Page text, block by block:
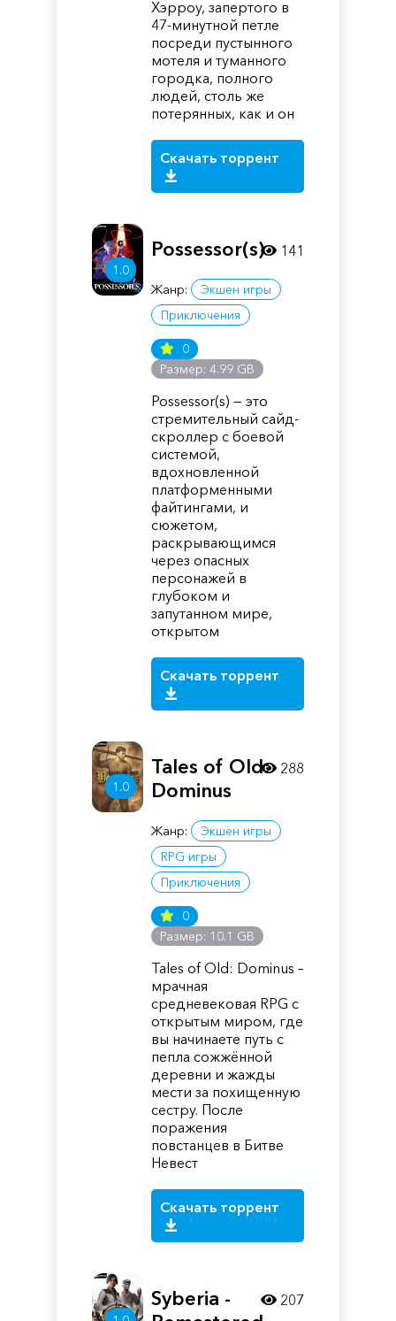
Хэрроу, запертого в
47-минутной петле
посреди пустынного
мотеля и туманного
городка, полного
людей, столь же
потерянных, как и он
Скачать торрент
1.0
Possessor(s)
Жанр:
Экшен игры
Приключения
0
Размер: 4.99 GB
Possessor(s) — это
стремительный сайд-
скроллер с боевой
системой,
вдохновленной
платформенными
файтингами, и
сюжетом,
раскрывающимся
через опасных
персонажей в
глубоком и
запутанном мире,
открытом
Скачать торрент
141
1.0
Tales of Old:
Dominus
Жанр:
Экшен игры
RPG игры
Приключения
0
Размер: 10.1 GB
Tales of Old: Dominus –
мрачная
средневековая RPG с
открытым миром, где
вы начинаете путь с
пепла сожжённой
деревни и жажды
мести за похищенную
сестру. После
поражения
повстанцев в Битве
Невест
Скачать торрент
288
Syberia -
207